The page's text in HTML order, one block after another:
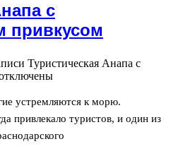
с
привкусом
Туристическая Анапа с
устремляются к морю.
привлекало туристов, и один из